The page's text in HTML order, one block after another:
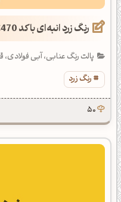
رنگ زرد انبه‌ای با کد FFC470
پالت رنگ عنابی، آبی فولادی،
رنگ زرد
50